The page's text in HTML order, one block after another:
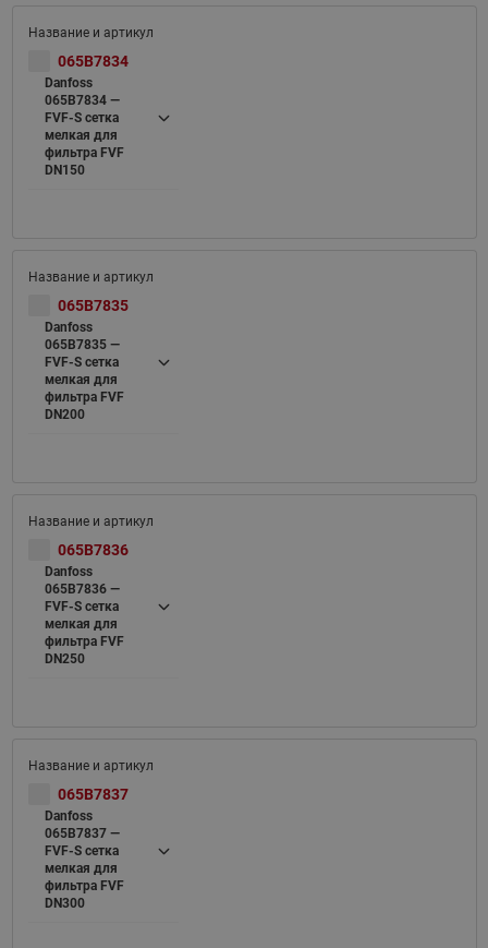
065B7834
Danfoss
065B7834 —
FVF-S cетка
мелкая для
фильтра FVF
DN150
065B7835
Danfoss
065B7835 —
FVF-S cетка
мелкая для
фильтра FVF
DN200
065B7836
Danfoss
065B7836 —
FVF-S cетка
мелкая для
фильтра FVF
DN250
065B7837
Danfoss
065B7837 —
FVF-S cетка
мелкая для
фильтра FVF
DN300